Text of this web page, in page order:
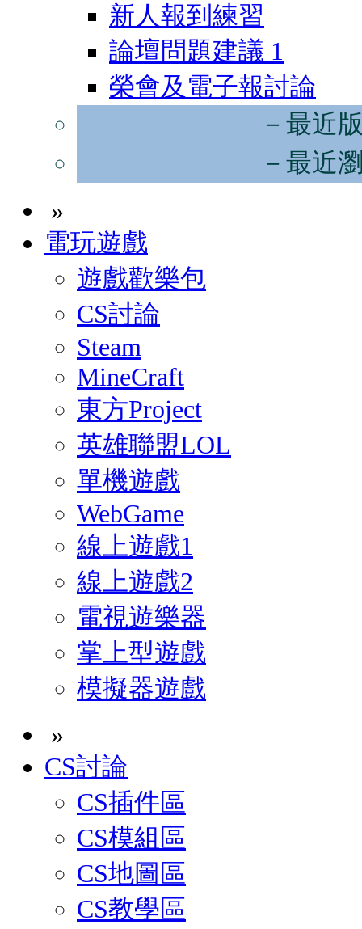
新人報到練習
論壇問題建議 1
榮會及電子報討論
－最近
－最近
»
電玩遊戲
遊戲歡樂包
CS討論
Steam
MineCraft
東方Project
英雄聯盟LOL
單機遊戲
WebGame
線上遊戲1
線上遊戲2
電視遊樂器
掌上型遊戲
模擬器遊戲
»
CS討論
CS插件區
CS模組區
CS地圖區
CS教學區